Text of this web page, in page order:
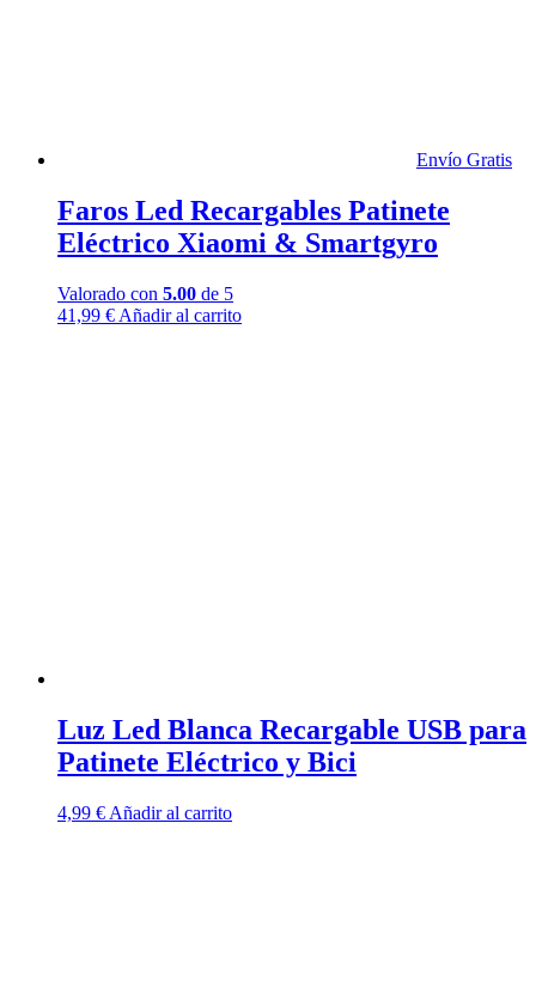
Envío Gratis
Faros Led Recargables Patinete
Eléctrico Xiaomi & Smartgyro
Valorado con 5.00 de 5
41,99 € Añadir al carrito
Luz Led Blanca Recargable USB para
Patinete Eléctrico y Bici
4,99 € Añadir al carrito